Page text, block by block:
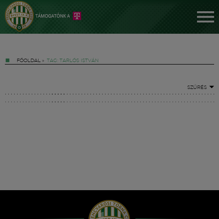
FŐOLDAL » TAG: TARLÓS ISTVÁN
SZŰRÉS
Hírek